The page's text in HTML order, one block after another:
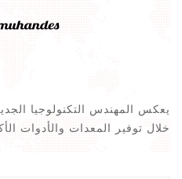
يعكس المهندس التكنولوجيا
خلال توفير المعدات والأدوات